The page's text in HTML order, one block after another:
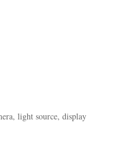
light source, display